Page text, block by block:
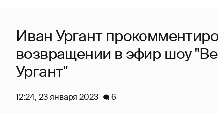
Иван Ургант
возвращении в эфир шоу
Ургант"
12:24, 23 января 2023 6